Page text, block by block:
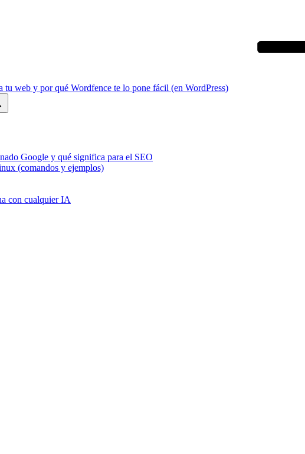
tu web y por qué Wordfence te lo pone fácil (en WordPress)
Google y qué significa para el SEO
(comandos y ejemplos)
con cualquier IA